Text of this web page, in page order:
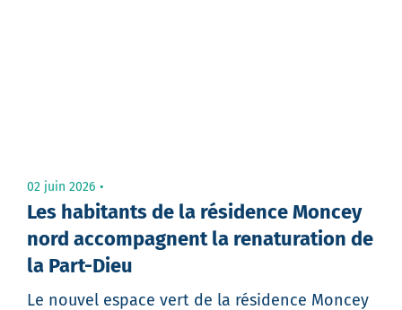
02 juin 2026
Les habitants de la résidence Moncey
nord accompagnent la renaturation de
la Part-Dieu
Le nouvel espace vert de la résidence Moncey